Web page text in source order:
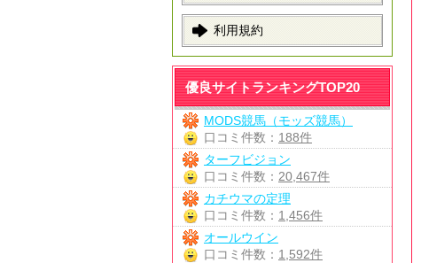
利用規約
優良サイトランキングTOP20
MODS競馬（モッズ競馬）
口コミ件数： 188件
ターフビジョン
口コミ件数： 20,467件
カチウマの定理
口コミ件数： 1,456件
オールウイン
口コミ件数： 1,592件